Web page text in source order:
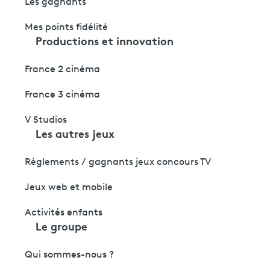
Les gagnants
Mes points fidélité
Productions et innovation
France 2 cinéma
France 3 cinéma
V Studios
Les autres jeux
Règlements / gagnants jeux concours TV
Jeux web et mobile
Activités enfants
Le groupe
Qui sommes-nous ?